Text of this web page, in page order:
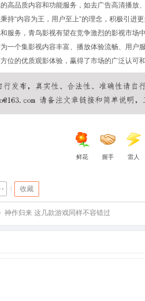
高品质内容和功能服务，如去广告高清播放
持“内容为王，用户至上”的理念，积极引进
服务，青鸟影视有望在竞争激烈的影视市场
一个集影视内容丰富、播放体验流畅、用
位的优质观影体验，赢得了市场的广泛认可
鲜花 握手 雷人
收藏
神作归来 这几款游戏同样不容错过